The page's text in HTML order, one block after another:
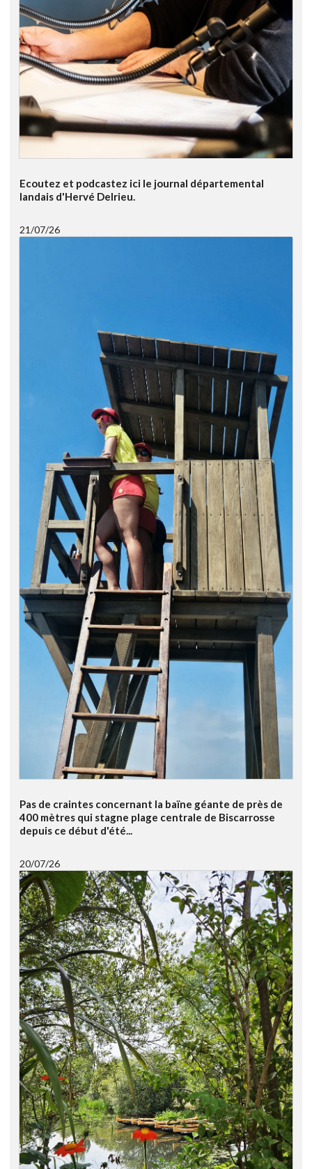
Ecoutez et podcastez ici le journal départemental
landais d'Hervé Delrieu.
21/07/26
Pas de craintes concernant la baïne géante de près de
400 mètres qui stagne plage centrale de Biscarrosse
depuis ce début d'été...
20/07/26